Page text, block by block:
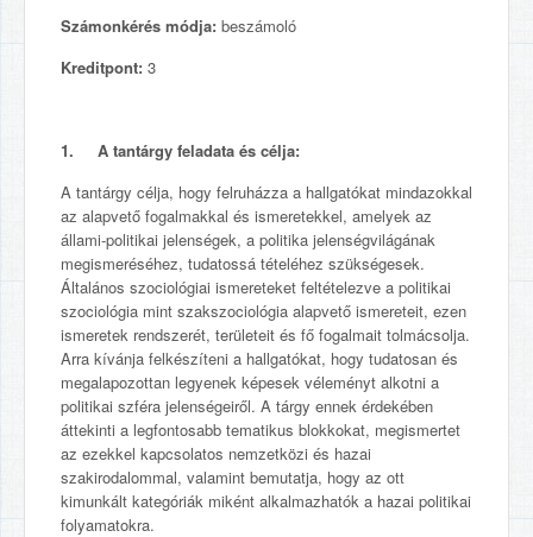
Számonkérés módja: beszámoló
Kreditpont: 3
1. A tantárgy feladata és célja:
A tantárgy célja, hogy felruházza a hallgatókat mindazokkal
az alapvető fogalmakkal és ismeretekkel, amelyek az
állami-politikai jelenségek, a politika jelenségvilágának
megismeréséhez, tudatossá tételéhez szükségesek.
Általános szociológiai ismereteket feltételezve a politikai
szociológia mint szakszociológia alapvető ismereteit, ezen
ismeretek rendszerét, területeit és fő fogalmait tolmácsolja.
Arra kívánja felkészíteni a hallgatókat, hogy tudatosan és
megalapozottan legyenek képesek véleményt alkotni a
politikai szféra jelenségeiről. A tárgy ennek érdekében
áttekinti a legfontosabb tematikus blokkokat, megismertet
az ezekkel kapcsolatos nemzetközi és hazai
szakirodalommal, valamint bemutatja, hogy az ott
kimunkált kategóriák miként alkalmazhatók a hazai politikai
folyamatokra.